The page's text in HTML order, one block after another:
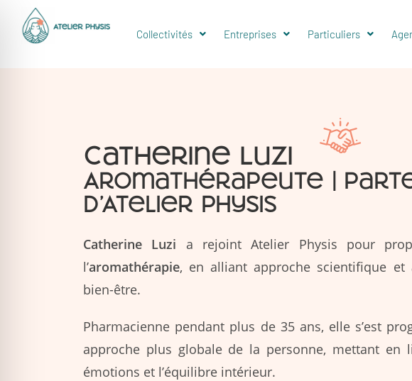
Collectivités Entreprises Particuliers
Catherine Luzi
Aromathérapeute |
d’Atelier Physis
Catherine Luzi a rejoint Atelier Physis pour
l’aromathérapie, en alliant approche scientifique et
bien-être.
Pharmacienne pendant plus de 35 ans, elle s’est
approche plus globale de la personne, mettant en
émotions et l’équilibre intérieur.